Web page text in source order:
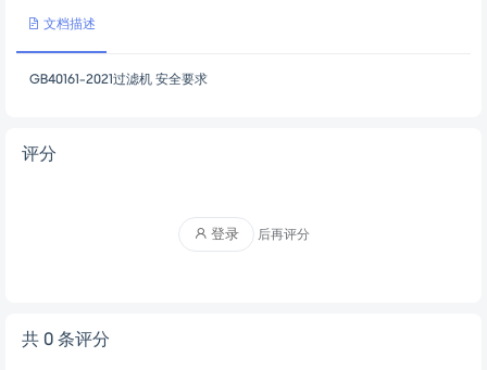
文档描述
GB40161-2021过滤机 安全要求
评分
登录 后再评分
共 0 条评分